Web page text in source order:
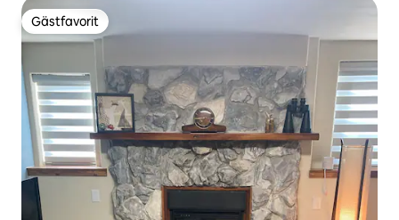
Gästfavorit
Gästfavorit